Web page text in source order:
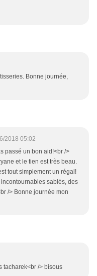
Bonne journée,
2018 05:02
passé un bon aid!<br />
et le tien est très beau.
tout simplement un régal!
sablés, des
/> Bonne journée mon
tacharek<br /> bisous